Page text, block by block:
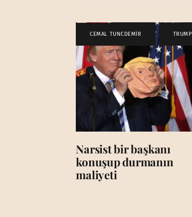
CEMAL TUNCDEMİR , TRUMP
Narsist bir başkanı
konuşup durmanın
maliyeti